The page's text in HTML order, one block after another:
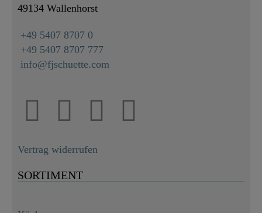
49134 Wallenhorst
+49 5407 8707 0
+49 5407 8707 777
info@fjschuette.com
Vertrag widerrufen
SORTIMENT